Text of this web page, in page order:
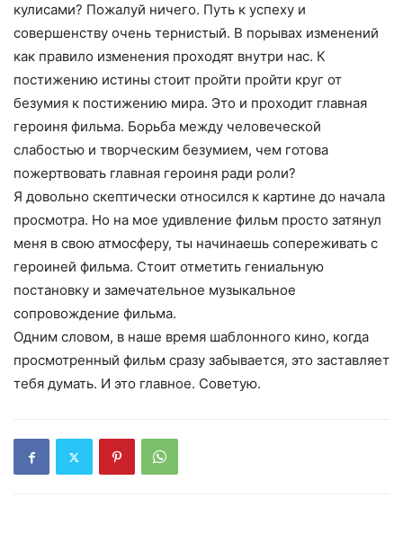
кулисами? Пожалуй ничего. Путь к успеху и
совершенству очень тернистый. В порывах изменений
как правило изменения проходят внутри нас. К
постижению истины стоит пройти пройти круг от
безумия к постижению мира. Это и проходит главная
героиня фильма. Борьба между человеческой
слабостью и творческим безумием, чем готова
пожертвовать главная героиня ради роли?
Я довольно скептически относился к картине до начала
просмотра. Но на мое удивление фильм просто затянул
меня в свою атмосферу, ты начинаешь сопереживать с
героиней фильма. Стоит отметить гениальную
постановку и замечательное музыкальное
сопровождение фильма.
Одним словом, в наше время шаблонного кино, когда
просмотренный фильм сразу забывается, это заставляет
тебя думать. И это главное. Советую.